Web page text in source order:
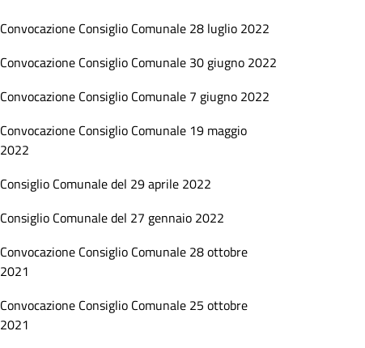
Convocazione Consiglio Comunale 28 luglio 2022
Convocazione Consiglio Comunale 30 giugno 2022
Convocazione Consiglio Comunale 7 giugno 2022
Convocazione Consiglio Comunale 19 maggio
2022
Consiglio Comunale del 29 aprile 2022
Consiglio Comunale del 27 gennaio 2022
Convocazione Consiglio Comunale 28 ottobre
2021
Convocazione Consiglio Comunale 25 ottobre
2021